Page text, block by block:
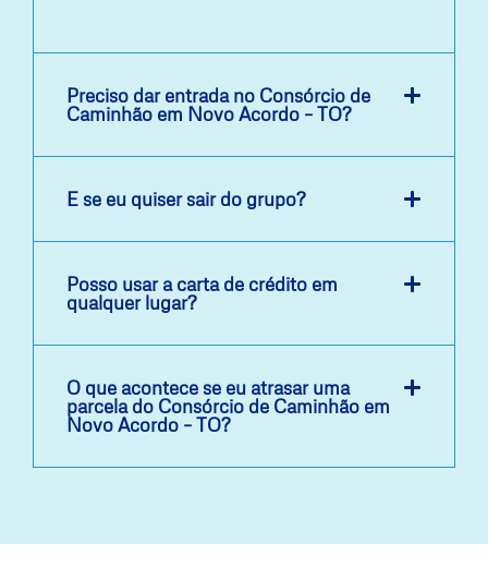
Preciso dar entrada no Consórcio de
Caminhão em Novo Acordo – TO?
E se eu quiser sair do grupo?
Posso usar a carta de crédito em
qualquer lugar?
O que acontece se eu atrasar uma
parcela do Consórcio de Caminhão em
Novo Acordo – TO?